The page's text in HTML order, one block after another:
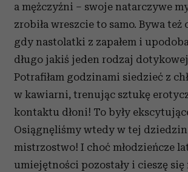
a mężczyźni – swoje natarczywe
zrobiła wreszcie to samo. Bywa
gdy nastolatki z zapałem i
długo jakiś jeden rodzaj
Potrafiłam godzinami siedzieć z
w kawiarni, trenując sztukę
kontaktu dłoni! To były
Osiągnęliśmy wtedy w tej
mistrzostwo! I choć młodzieńcze
umiejętności pozostały i cieszę